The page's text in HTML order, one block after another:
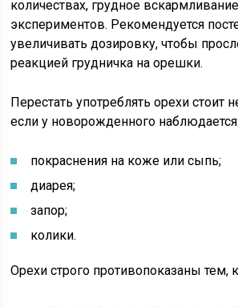
количествах, грудное
экспериментов. Рекомендуется
увеличивать дозировку, чтобы
реакцией грудничка на орешки.
Перестать употреблять орехи стоит
если у новорожденного наблюдается:
покраснения на коже или сыпь;
диарея;
запор;
колики.
Орехи строго противопоказаны тем,